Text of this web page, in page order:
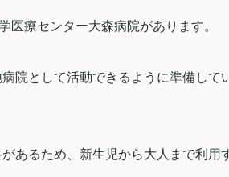
医療センター大森病院があります。
院として活動できるように準備して
あるため、新生児から大人まで利用